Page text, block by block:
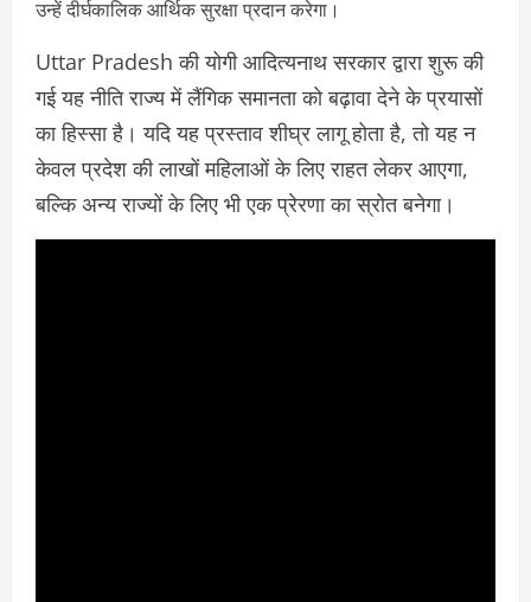
उन्हें दीर्घकालिक आर्थिक सुरक्षा प्रदान करेगा।
Uttar Pradesh की योगी आदित्यनाथ सरकार द्वारा शुरू की
गई यह नीति राज्य में लैंगिक समानता को बढ़ावा देने के प्रयासों
का हिस्सा है। यदि यह प्रस्ताव शीघ्र लागू होता है, तो यह न
केवल प्रदेश की लाखों महिलाओं के लिए राहत लेकर आएगा,
बल्कि अन्य राज्यों के लिए भी एक प्रेरणा का स्रोत बनेगा।